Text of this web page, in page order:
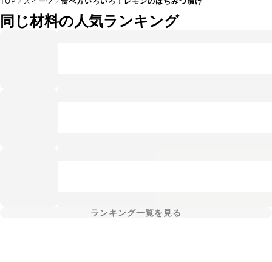
同じ材料の人気ランキング
ランキング一覧を見る